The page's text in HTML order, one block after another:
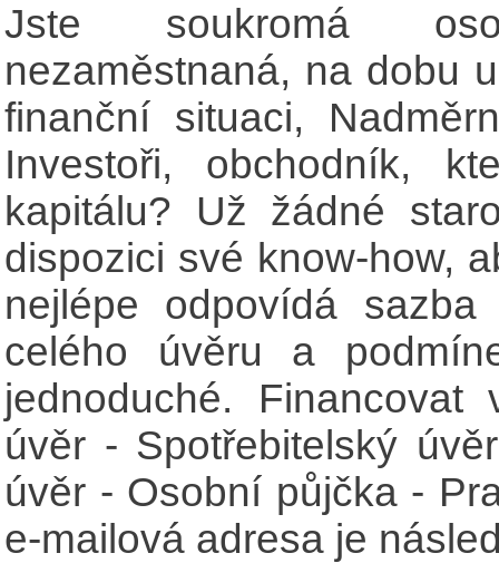
Jste soukromá
nezaměstnaná, na dobu
finanční situaci,
Investoři, obchodník,
kapitálu? Už žádné
dispozici své know-how,
nejlépe odpovídá
celého úvěru a
jednoduché.
úvěr - Spotřebitelský
úvěr - Osobní půjčka -
e-mailová adresa je